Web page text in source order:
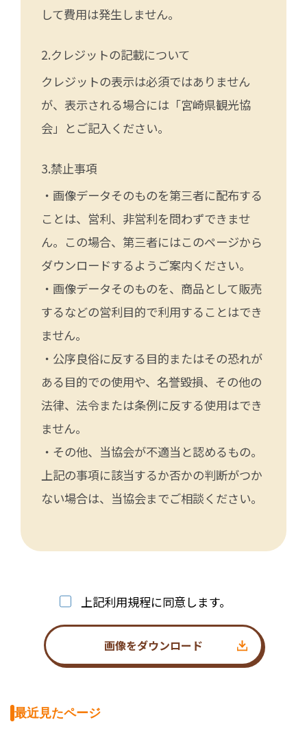
して費用は発生しません。
クレジットの記載について
クレジットの表示は必須ではありません
が、表示される場合には「宮崎県観光協
会」とご記入ください。
禁止事項
・画像データそのものを第三者に配布する
ことは、営利、非営利を問わずできませ
ん。この場合、第三者にはこのページから
ダウンロードするようご案内ください。
・画像データそのものを、商品として販売
するなどの営利目的で利用することはでき
ません。
・公序良俗に反する目的またはその恐れが
ある目的での使用や、名誉毀損、その他の
法律、法令または条例に反する使用はでき
ません。
・その他、当協会が不適当と認めるもの。
上記の事項に該当するか否かの判断がつか
ない場合は、当協会までご相談ください。
上記利用規程に同意します。
画像をダウンロード
最近見たページ